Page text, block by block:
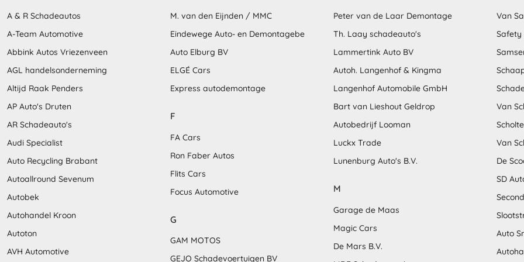
A & R Schadeautos
A-Team Automotive
Abbink Autos Vriezenveen
AGL handelsonderneming
Altijd Raak Penders
AP Auto's Druten
AR Schadeauto's
Audi Specialist
Auto Recycling Brabant
Autoallround Sevenum
Autobek
Autohandel Kroon
Autoton
AVH Automotive
M. van den Eijnden / MMC
Eindewege Auto- en Demontagebe
Auto Elburg BV
ELGÉ Cars
Express autodemontage
F
FA Cars
Ron Faber Autos
Flits Cars
Focus Automotive
G
GAM MOTOS
GEJO Schadevoertuigen BV
Peter van de Laar Demontage
Th. Laay schadeauto's
Lammertink Auto BV
Autoh. Langenhof & Kingma
Langenhof Automobile GmbH
Bart van Lieshout Geldrop
Autobedrijf Looman
Luckx Trade
Lunenburg Auto's B.V.
M
Garage de Maas
Magic Cars
De Mars B.V.
Van
Safety
Van
Van
De
SD
Auto